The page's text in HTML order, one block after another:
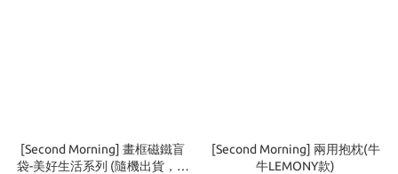
[Second Morning] 畫框磁鐵盲
袋-美好生活系列 (隨機出貨，共
[Second Morning] 兩用抱枕(牛
牛LEMONY款)